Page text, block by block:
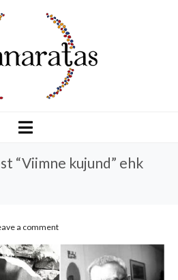
“Viimne kujund” ehk
a comment